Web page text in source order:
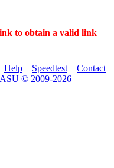
to obtain a valid link
Help Speedtest
Contact
© 2009-2026